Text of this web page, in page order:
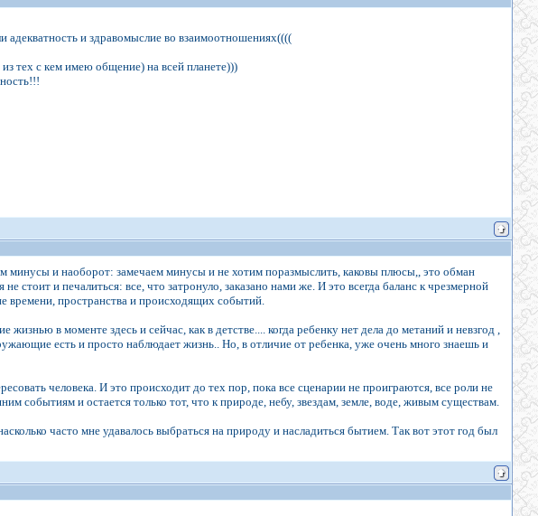
и здравомыслие во взаимоотношениях((((
тех с кем имею общение) на всей планете)))
и наоборот: замечаем минусы и не хотим поразмыслить, каковы плюсы,, это обман
стоит и печалиться: все, что затронуло, заказано нами же. И это всегда баланс к чрезмерной
времени, пространства и происходящих событий.
в моменте здесь и сейчас, как в детстве.... когда ребенку нет дела до метаний и невзгод ,
есть и просто наблюдает жизнь.. Но, в отличие от ребенка, уже очень много знаешь и
человека. И это происходит до тех пор, пока все сценарии не проиграются, все роли не
событиям и остается только тот, что к природе, небу, звездам, земле, воде, живым существам.
часто мне удавалось выбраться на природу и насладиться бытием. Так вот этот год был